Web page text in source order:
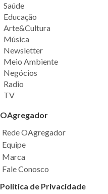
Saúde
Educação
Arte&Cultura
Música
Newsletter
Meio Ambiente
Negócios
Radio
TV
OAgregador
Rede OAgregador
Equipe
Marca
Fale Conosco
Política de Privacidade